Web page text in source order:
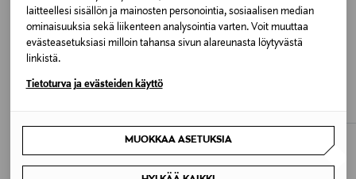
laitteellesi sisällön ja mainosten personointia, sosiaalisen median
ominaisuuksia sekä liikenteen analysointia varten. Voit muuttaa
evästeasetuksiasi milloin tahansa sivun alareunasta löytyvästä
linkistä.
Tietoturva ja evästeiden käyttö
MUOKKAA ASETUKSIA
Valmistusmaa
Portugali
Tommy Hilfiger Europe B.V.
ETUKUPONKITUOTE
Merino Wool -puku